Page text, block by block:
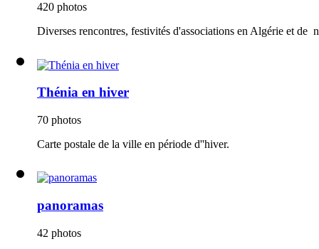
420 photos
Diverses rencontres, festivités d'associations en Algérie et de
Thénia en hiver
70 photos
Carte postale de la ville en période d''hiver.
panoramas
42 photos